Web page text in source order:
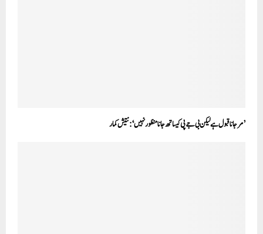
’مر جانا قبول ہے لیکن بی جے پی کیساتھ جانا منظور نہیں‘: نتیش کمار